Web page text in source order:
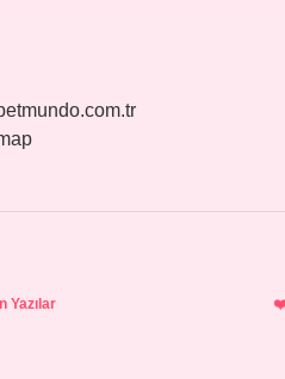
Yazılar